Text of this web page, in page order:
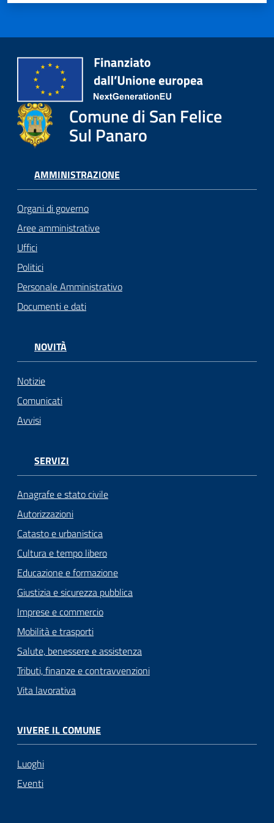
Comune di San Felice
Sul Panaro
AMMINISTRAZIONE
Organi di governo
Aree amministrative
Uffici
Politici
Personale Amministrativo
Documenti e dati
NOVITÀ
Notizie
Comunicati
Avvisi
SERVIZI
Anagrafe e stato civile
Autorizzazioni
Catasto e urbanistica
Cultura e tempo libero
Educazione e formazione
Giustizia e sicurezza pubblica
Imprese e commercio
Mobilità e trasporti
Salute, benessere e assistenza
Tributi, finanze e contravvenzioni
Vita lavorativa
VIVERE IL COMUNE
Luoghi
Eventi